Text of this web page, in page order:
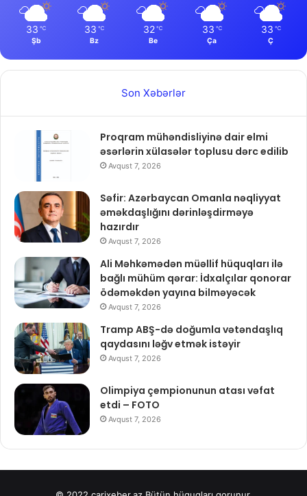
33 ℃
Şb
33 ℃
Bz
32 ℃
Be
33 ℃
Ça
33 ℃
Ç
Son Xəbərlər
Proqram mühəndisliyinə dair elmi
əsərlərin xülasələr toplusu dərc edilib
Avqust 7, 2026
Səfir: Azərbaycan Omanla nəqliyyat
əməkdaşlığını dərinləşdirməyə
hazırdır
Avqust 7, 2026
Ali Məhkəmədən müəllif hüquqları ilə
bağlı mühüm qərar: İdxalçılar qonorar
ödəməkdən yayına bilməyəcək
Avqust 7, 2026
Tramp ABŞ-də doğumla vətəndaşlıq
qaydasını ləğv etmək istəyir
Avqust 7, 2026
Olimpiya çempionunun atası vəfat
etdi – FOTO
Avqust 7, 2026